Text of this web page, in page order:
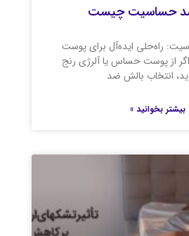
حساسیت چیست
راه‌حلی ایده‌آل برای پوست
از پوست حساس یا آلرژی رنج
انتخاب بالش ضد
بیشتر بخوانید »